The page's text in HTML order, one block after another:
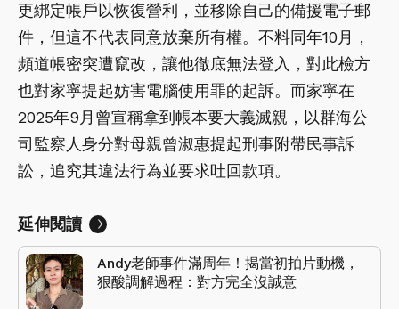
更綁定帳戶以恢復營利，並移除自己的備援電子郵
件，但這不代表同意放棄所有權。不料同年10月，
頻道帳密突遭竄改，讓他徹底無法登入，對此檢方
也對家寧提起妨害電腦使用罪的起訴。而家寧在
2025年9月曾宣稱拿到帳本要大義滅親，以群海公
司監察人身分對母親曾淑惠提起刑事附帶民事訴
訟，追究其違法行為並要求吐回款項。
延伸閱讀
Andy老師事件滿周年！揭當初拍片動機，
狠酸調解過程：對方完全沒誠意